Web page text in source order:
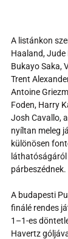
A listánkon
Haaland,
Bukayo Saka,
Trent
Antoine
Foden, Harry
Josh Cavallo,
nyíltan meleg
különösen
párbeszédnek.
A budapesti
finálé rendes
1–1-es
Havertz